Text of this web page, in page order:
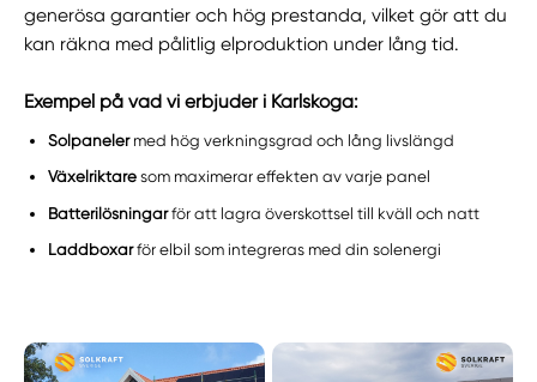
generösa garantier och hög prestanda, vilket gör att du
kan räkna med pålitlig elproduktion under lång tid.
Exempel på vad vi erbjuder i Karlskoga:
Solpanelermed hög verkningsgrad och lång livslängd
Växelriktare som maximerar effekten av varje panel
Batterilösningarför att lagra överskottsel till kväll och natt
Laddboxarför elbil som integreras med din solenergi